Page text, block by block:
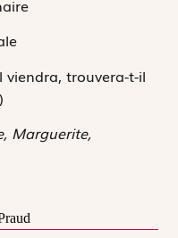
viendra, trouvera-t-il
Marguerite,